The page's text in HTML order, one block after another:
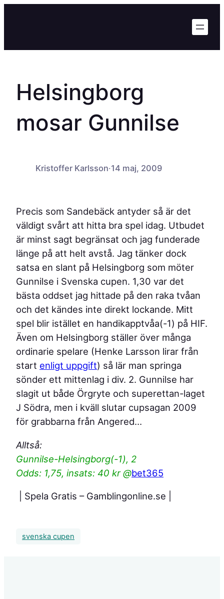
Helsingborg
mosar Gunnilse
Kristoffer Karlsson·14 maj, 2009
Precis som Sandebäck antyder så är det
väldigt svårt att hitta bra spel idag. Utbudet
är minst sagt begränsat och jag funderade
länge på att helt avstå. Jag tänker dock
satsa en slant på Helsingborg som möter
Gunnilse i Svenska cupen. 1,30 var det
bästa oddset jag hittade på den raka tvåan
och det kändes inte direkt lockande. Mitt
spel blir istället en handikapptvåa(-1) på HIF.
Även om Helsingborg ställer över många
ordinarie spelare (Henke Larsson lirar från
start enligt uppgift) så lär man springa
sönder ett mittenlag i div. 2. Gunnilse har
slagit ut både Örgryte och superettan-laget
J Södra, men i kväll slutar cupsagan 2009
för grabbarna från Angered…
Alltså:
Gunnilse-Helsingborg(-1), 2
Odds: 1,75, insats: 40 kr @bet365
| Spela Gratis – Gamblingonline.se |
svenska cupen